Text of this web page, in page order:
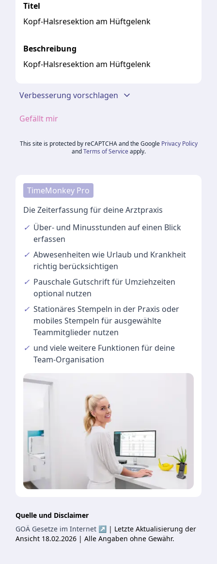
Titel
Kopf-Halsresektion am Hüftgelenk
Beschreibung
Kopf-Halsresektion am Hüftgelenk
Verbesserung vorschlagen
Gefällt mir
This site is protected by reCAPTCHA and the Google Privacy Policy
and Terms of Service apply.
TimeMonkey Pro
Die Zeiterfassung für deine Arztpraxis
✓ Über- und Minusstunden auf einen Blick
erfassen
✓ Abwesenheiten wie Urlaub und Krankheit
richtig berücksichtigen
✓ Pauschale Gutschriftfür Umziehzeiten
optional nutzen
✓ Stationäres Stempeln in der Praxis oder
mobiles Stempeln für ausgewählte
Teammitglieder nutzen
✓ und vieleweitere Funktionen für deine
Team-Organisation
Quelle und Disclaimer
GOÄ Gesetze im Internet ↗ | Letzte Aktualisierung der
Ansicht 18.02.2026 | Alle Angaben ohne Gewähr.